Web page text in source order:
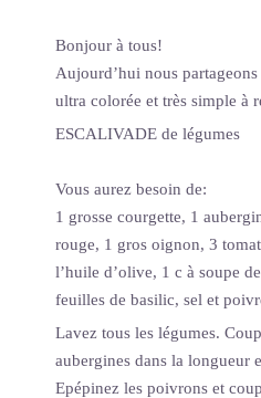
Bonjour à tous!
Aujourd’hui nous
ultra colorée et très simple à
ESCALIVADE de légumes
Vous aurez besoin de:
1 grosse courgette, 1
rouge, 1 gros oignon, 3
l’huile d’olive, 1 c à soupe
feuilles de basilic, sel et
Lavez tous les légumes.
aubergines dans la longueur
Epépinez les poivrons et